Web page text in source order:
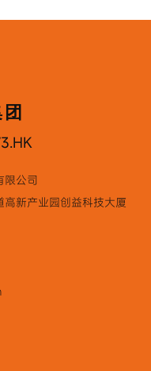
限公司
新产业园创益科技大厦